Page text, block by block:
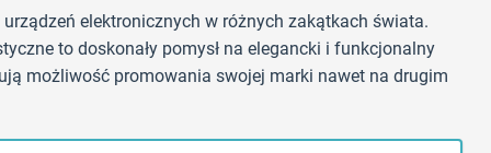
elektronicznych w różnych zakątkach świata.
to doskonały pomysł na elegancki i funkcjonalny
możliwość promowania swojej marki nawet na drugim